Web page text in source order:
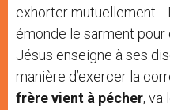
exhorter mutuellement.
émonde le sarment pour
Jésus enseigne à ses
manière d’exercer la
frère vient à pécher, va